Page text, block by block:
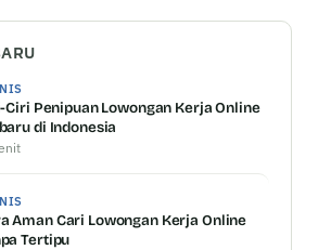
Ciri Penipuan Lowongan Kerja Online
di Indonesia
Aman Cari Lowongan Kerja Online
Tertipu